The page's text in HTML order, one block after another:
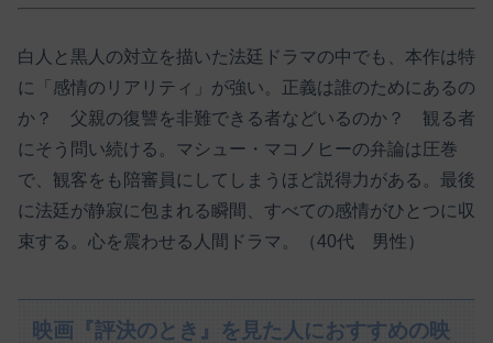
白人と黒人の対立を描いた法廷ドラマの中でも、本作は特
に「感情のリアリティ」が強い。正義は誰のためにあるの
か？ 父親の復讐を非難できる者などいるのか？ 観る者
にそう問い続ける。マシュー・マコノヒーの弁論は圧巻
で、観客をも陪審員にしてしまうほど説得力がある。最後
に法廷が静寂に包まれる瞬間、すべての感情がひとつに収
束する。心を震わせる人間ドラマ。（40代 男性）
映画『評決のとき』を見た人におすすめの映